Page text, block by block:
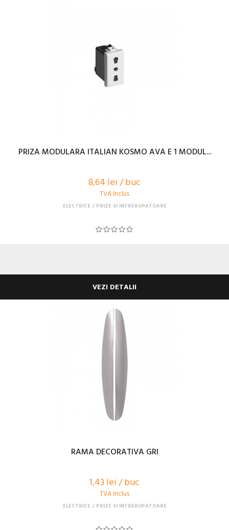
PRIZA MODULARA ITALIAN KOSMO AVA E 1 MODUL...
8,64 lei / buc
TVA Inclus
ELECTRICE PRIZE SI INTRERUPATOARE
VEZI DETALII
RAMA DECORATIVA GRI
1,43 lei / buc
TVA Inclus
ELECTRICE PRIZE SI INTRERUPATOARE